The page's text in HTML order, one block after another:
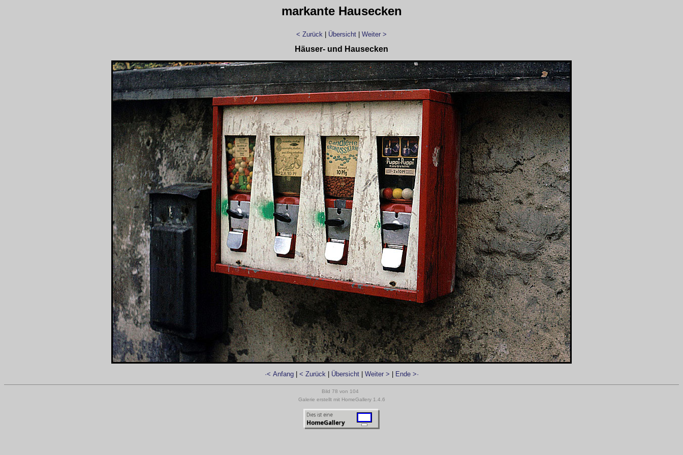
markante Hausecken
< Zurück Übersicht Weiter >
Häuser- und Hausecken
·< Anfang| < Zurück| Übersicht| Weiter > Ende >·
Bild 78 von 104
Galerie erstellt mit HomeGallery 1.4.6